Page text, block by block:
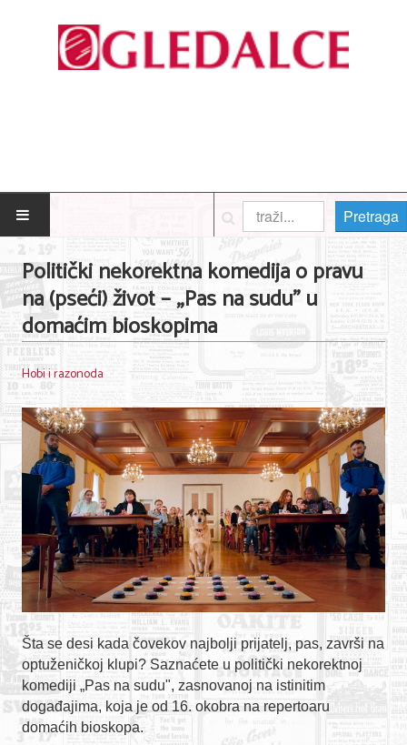
POČETNA
Posao
Usluge
Nega lica i tela
Shopping
Sve za venčanje
Sve za decu
Gastronomija
Kuća i bašta
Zdravlje i medicina
Sport i rekreacija
Hobi i razonoda
ADRESAR
Pretraga
Politički nekorektna komedija o pravu
na (pseći) život – „Pas na sudu” u
domaćim bioskopima
Hobi i razonoda
Šta se desi kada čovekov najbolji prijatelj, pas, završi na
optuženičkoj klupi? Saznaćete u politički nekorektnoj
komediji „Pas na sudu", zasnovanoj na istinitim
događajima, koja je od 16. okobra na repertoaru
domaćih bioskopa.